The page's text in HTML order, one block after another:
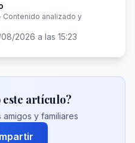
Contenido analizado y
2026 a las 15:23
este artículo?
y familiares